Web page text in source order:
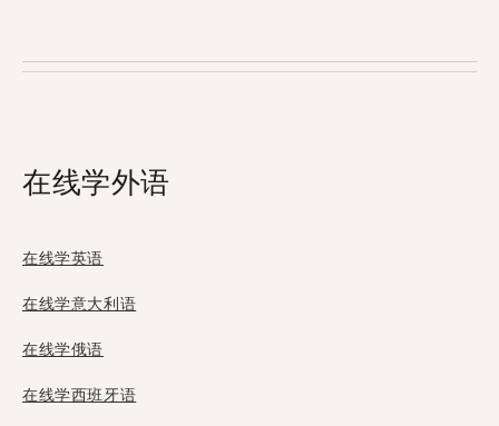
Tandem，当中有11位使用者来自吉布提。
在线学外语
在线学英语
在线学意大利语
在线学俄语
在线学西班牙语